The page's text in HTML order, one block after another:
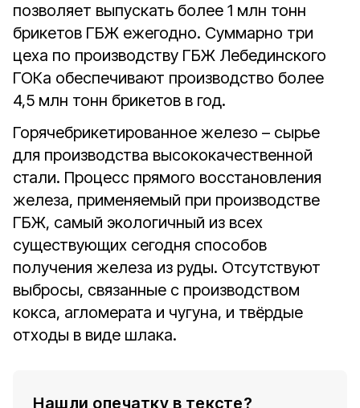
позволяет выпускать более 1 млн тонн
брикетов ГБЖ ежегодно. Суммарно три
цеха по производству ГБЖ Лебединского
ГОКа обеспечивают производство более
4,5 млн тонн брикетов в год.
Горячебрикетированное железо – сырье
для производства высококачественной
стали. Процесс прямого восстановления
железа, применяемый при производстве
ГБЖ, самый экологичный из всех
существующих сегодня способов
получения железа из руды. Отсутствуют
выбросы, связанные с производством
кокса, агломерата и чугуна, и твёрдые
отходы в виде шлака.
Нашли опечатку в тексте?